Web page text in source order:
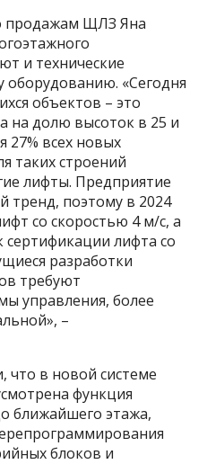
продажам ЩЛЗ Яна
и технические
оборудованию. «Сегодня
объектов – это
на долю высоток в 25 и
27% всех новых
таких строений
лифты. Предприятие
тренд, поэтому в 2024
со скоростью 4 м/с, а
сертификации лифта со
разработки
требуют
управления, более
–
что в новой системе
функция
ближайшего этажа,
блоков и